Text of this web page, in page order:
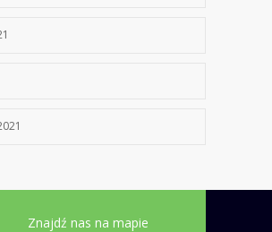
Znajdź nas na mapie